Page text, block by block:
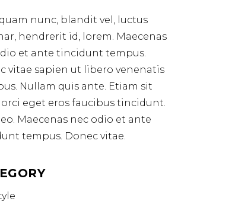
nunc, blandit vel, luctus
hendrerit id, lorem. Maecenas
et ante tincidunt tempus.
vitae sapien ut libero venenatis
Nullam quis ante. Etiam sit
eget eros faucibus tincidunt.
Maecenas nec odio et ante
tempus. Donec vitae.